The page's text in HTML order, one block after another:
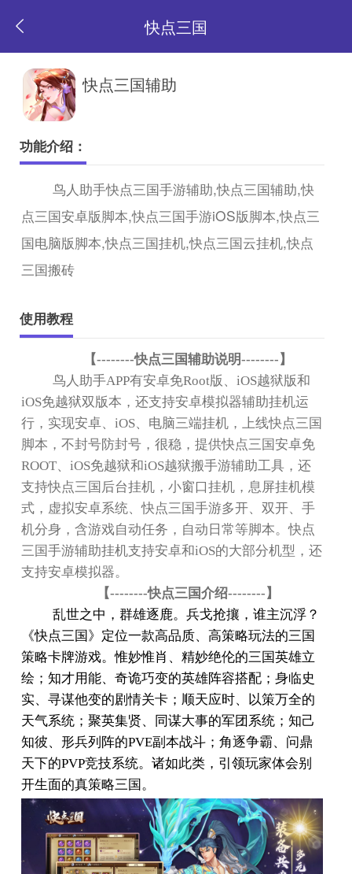
快点三国
返
页
快点三国辅助
功能介绍：
鸟人助手快点三国手游辅助,快点三国辅助,快
点三国安卓版脚本,快点三国手游iOS版脚本,快点三
国电脑版脚本,快点三国挂机,快点三国云挂机,快点
三国搬砖
使用教程
【--------快点三国辅助说明--------】
鸟人助手APP有安卓免Root版、iOS越狱版和
iOS免越狱双版本，还支持安卓模拟器辅助挂机运
行，实现安卓、iOS 、电脑三端挂机，上线快点三国
脚本，不封号防封号，很稳，提供快点三国安卓免
ROOT 、iOS免越狱和iOS越狱搬手游辅助工具，还
支持快点三国后台挂机，小窗口挂机，息屏挂机模
式，虚拟安卓系统、快点三国手游多开、双开、手
机分身，含游戏自动任务，自动日常等脚本。快点
三国手游辅助挂机支持安卓和iOS的大部分机型，还
支持安卓模拟器。
【--------快点三国介绍--------】
乱世之中，群雄逐鹿。兵戈抢攘，谁主沉浮？
《快点三国》定位一款高品质、高策略玩法的三国
策略卡牌游戏。惟妙惟肖、精妙绝伦的三国英雄立
绘；知才用能、奇诡巧变的英雄阵容搭配；身临史
实、寻谋他变的剧情关卡；顺天应时、以策万全的
天气系统；聚英集贤、同谋大事的军团系统；知己
知彼、形兵列阵的PVE副本战斗；角逐争霸、问鼎
天下的PVP竞技系统。诸如此类，引领玩家体会别
开生面的真策略三国。